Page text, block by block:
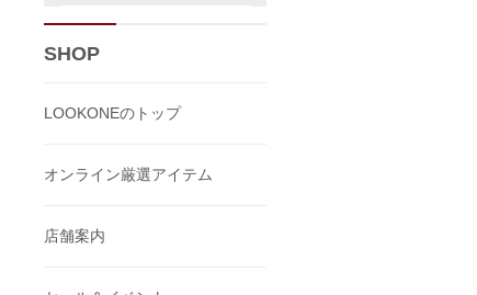
SHOP
LOOKONEのトップ
オンライン厳選アイテム
店舗案内